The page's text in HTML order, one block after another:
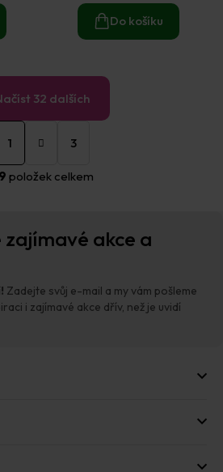
Do košíku
O
á
í
v
k
32 dalších
S
t
n
á
n
1 3
položek celkem
akce a
Zadejte svůj e-mail a my vám pošleme
i zajímavé akce dřív, než je uvidí